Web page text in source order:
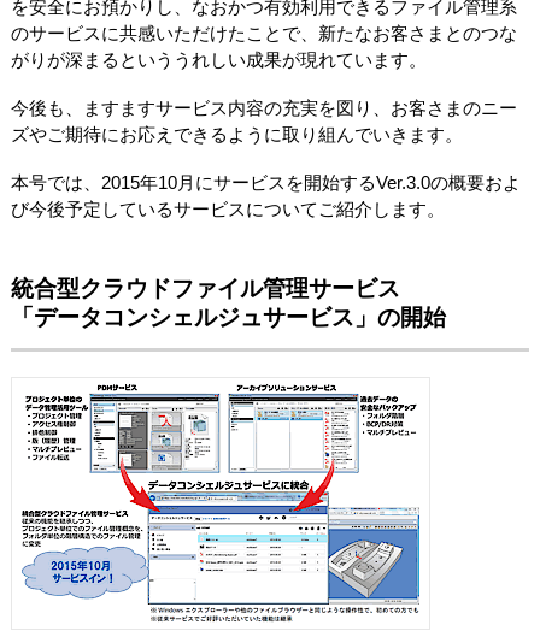
を安全にお預かりし、なおかつ有効利用できるファイル管理系
のサービスに共感いただけたことで、新たなお客さまとのつな
がりが深まるといううれしい成果が現れています。
今後も、ますますサービス内容の充実を図り、お客さまのニー
ズやご期待にお応えできるように取り組んでいきます。
本号では、2015年10月にサービスを開始するVer.3.0の概要およ
び今後予定しているサービスについてご紹介します。
統合型クラウドファイル管理サービス
「データコンシェルジュサービス」の開始